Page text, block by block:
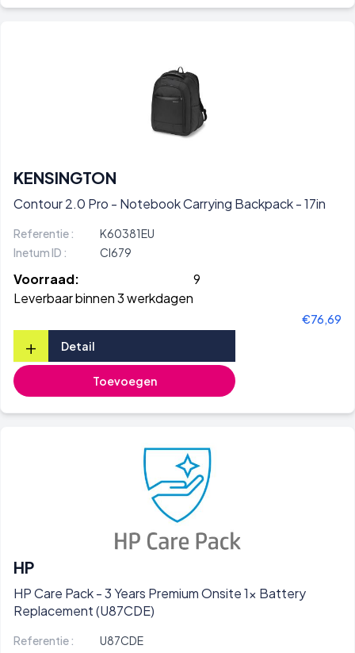
KENSINGTON
Contour 2.0 Pro - Notebook Carrying Backpack - 17in
Referentie :
K60381EU
Inetum ID :
CI679
Voorraad:
9
Leverbaar binnen 3 werkdagen
€76,69
+ Detail
Toevoegen
HP
HP Care Pack - 3 Years Premium Onsite 1x Battery
Replacement (U87CDE)
Referentie :
U87CDE